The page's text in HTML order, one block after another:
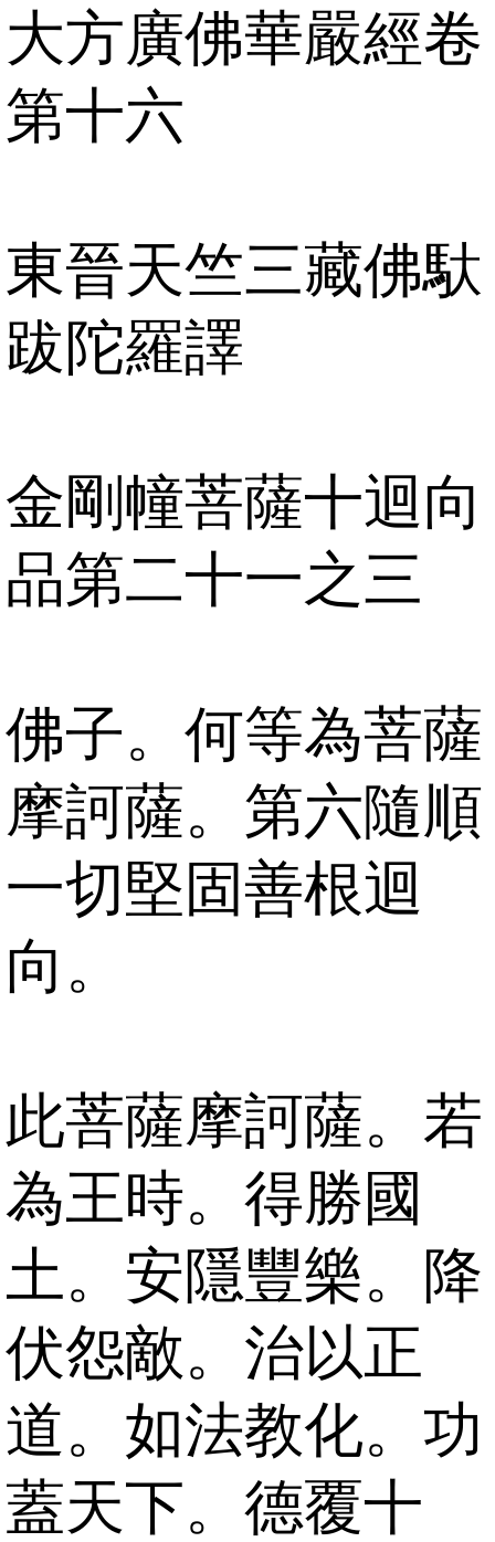
大方廣佛華嚴經卷
第十六
東晉天竺三藏佛馱
跋陀羅譯
金剛幢菩薩十迴向
品第二十一之三
佛子。何等為菩薩
摩訶薩。第六隨順
一切堅固善根迴
向。
此菩薩摩訶薩。若
為王時。得勝國
土。安隱豐樂。降
伏怨敵。治以正
道。如法教化。功
蓋天下。德覆十